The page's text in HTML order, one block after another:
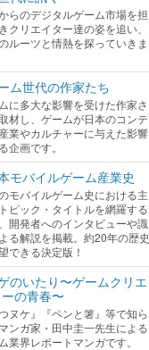
らのデジタルゲーム市場を担
クリエイター達の姿を追い、
ルーツと情熱を探っていきま
ム世代の作家たち
に多大な影響を受けた作家さ
材し、ゲームが日本のコンテ
業やカルチャーに与えた影響
企画です。
モバイルゲーム産業史
モバイルゲーム史における主
ピック・タイトルを網羅する
開発者へのインタビューや識
る解説を掲載。約20年の歴史
できる決定版！
のいたり〜ゲームクリエ
の青春〜
つヌケ』『ペンと箸』等で知ら
ンガ家・田中圭一先生による
業界レポートマンガです。